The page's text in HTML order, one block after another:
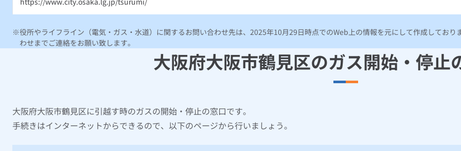
役所やライフライン（電気・ガス・水道）に関するお問い合わせ先は、2025年10月29日時点でのWeb上の情報を元にして作成してお
わせまでご連絡をお願い致します。
大阪府大阪市鶴見区のガス開始・停止
大阪府大阪市鶴見区に引越す時のガスの開始・停止の窓口です。
手続きはインターネットからできるので、以下のページから行いましょう。